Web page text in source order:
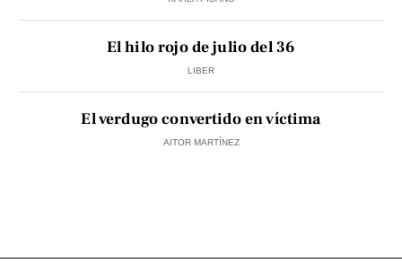
El hilo rojo de julio del 36
LIBER
El verdugo convertido en víctima
AITOR MARTÍNEZ